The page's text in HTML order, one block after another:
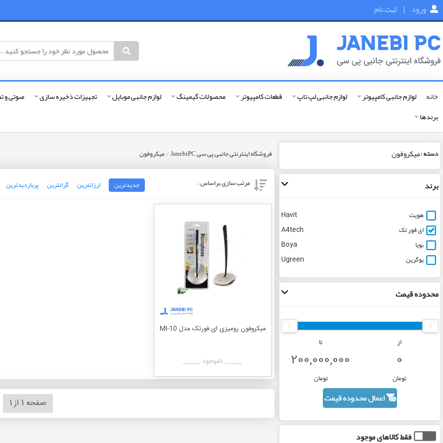
ورود | ثبت نام
خانه لوازم جانبی کامپیوتر لوازم جانبی لپ تاپ قطعات کامپیوتر محصولات گیمینگ لوازم جانبی موبایل تجهیزات ذخیره سازی صوتی و
برندها
فروشگاه اینترنتی جانبی پی سی JanebiPC /میکروفون
مرتب سازی براساس : جدیدترین ارزانترین گرانترین پربازدیدترین
میکروفون رومیزی ای فورتک مدل MI-10
_____ ناموجود _____
صفحه 1 از 1
دسته :میکروفون
برند
هویت Havit
ای فور تک A4tech
بویا Boya
یوگرین Ugreen
محدوده قیمت
تا
تومان
از
تومان
فقط کالاهای موجود